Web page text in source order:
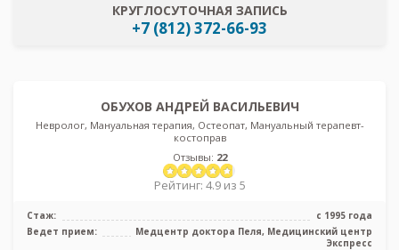
КРУГЛОСУТОЧНАЯ ЗАПИСЬ
+7 (812) 372-66-93
ОБУХОВ АНДРЕЙ ВАСИЛЬЕВИЧ
Невролог, Мануальная терапия, Остеопат, Мануальный терапевт-
костоправ
Отзывы: 22
Рейтинг: 4.9 из 5
Стаж:
с 1995 года
Ведет прием:
Медцентр доктора Пеля, Медицинский центр
Экспресс